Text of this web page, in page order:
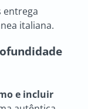
entrega
italiana.
e incluir